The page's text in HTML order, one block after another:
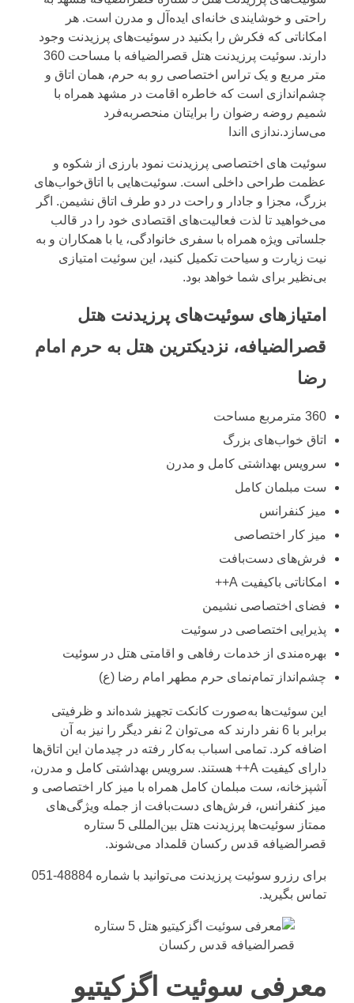
راحتی و خوشایندی خانه‌ای ایده‌آل و مدرن است. هر
امکاناتی که فکرش را بکنید در سوئیت‌های پرزیدنت وجود
دارند. سوئیت پرزیدنت هتل قصرالضیافه با مساحت 360
متر مربع و یک تراس اختصاصی رو به حرم، همان اتاق و
چشم‌اندازی است که خاطره اقامت در مشهد همراه با
شمیم روضه رضوان را برایتان منحصربه‌فرد
می‌سازد.ندازی ااندا
سوئیت های اختصاصی پرزیدنت نمود بارزی از شکوه و
عظمت طراحی داخلی است. سوئیت‌هایی با اتاق‌خواب‌های
بزرگ، مجزا و جادار و راحت در دو طرف اتاق نشیمن. اگر
می‌خواهید تا لذت فعالیت‌های اقتصادی خود را در قالب
جلساتی ویژه همراه با سفری خانوادگی، یا با همکاران و به
نیت زیارت و سیاحت تکمیل کنید، این سوئیت امتیازی
بی‌نظیر برای شما خواهد بود.
امتیازهای سوئیت‌های پرزیدنت هتل
قصرالضیافه، نزدیکترین هتل به حرم امام
رضا
360 مترمربع مساحت
اتاق خواب‌های بزرگ
سرویس بهداشتی کامل و مدرن
ست مبلمان کامل
میز کنفرانس
میز کار اختصاصی
فرش‌های دست‌بافت
امکاناتی باکیفیت A++
فضای اختصاصی نشیمن
پذیرایی اختصاصی در سوئیت
بهره‌مندی از خدمات رفاهی و اقامتی هتل در سوئیت
چشم‌انداز تمام‌نمای حرم مطهر امام رضا (ع)
این سوئیت‌ها به‌صورت کانکت تجهیز شده‌اند و ظرفیتی
برابر با 6 نفر دارند که می‌توان 2 نفر دیگر را نیز به آن
اضافه کرد. تمامی اسباب به‌کار رفته در چیدمان این اتاق‌ها
دارای کیفیت A++ هستند. سرویس بهداشتی کامل و مدرن،
آشپزخانه، ست مبلمان کامل همراه با میز کار اختصاصی و
میز کنفرانس، فرش‌های دست‌بافت از جمله ویژگی‌های
ممتاز سوئیت‌ها پرزیدنت هتل بین‌المللی 5 ستاره
قصرالضیافه قدس رکسان قلمداد می‌شوند.
برای رزرو سوئیت پرزیدنت می‌توانید با شماره 48884-051
تماس بگیرید.
معرفی سوئیت اگزکیتیو